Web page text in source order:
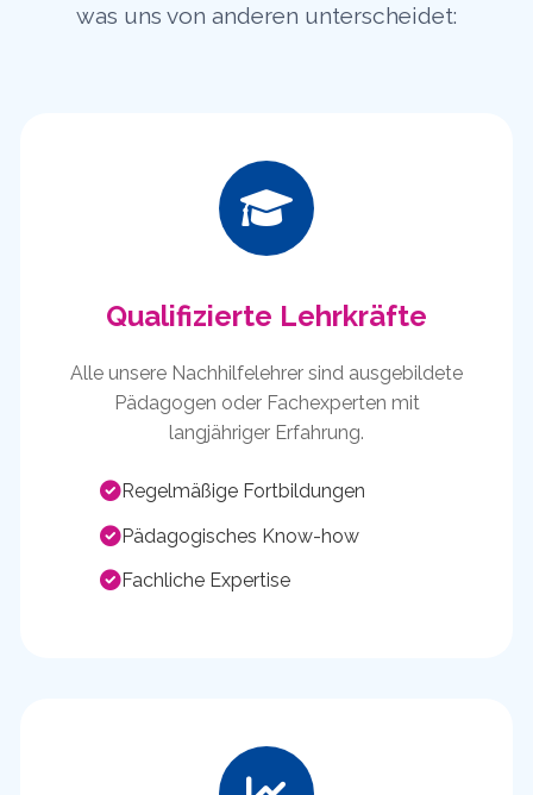
was uns von anderen unterscheidet:
Qualifizierte Lehrkräfte
Alle unsere Nachhilfelehrer sind ausgebildete
Pädagogen oder Fachexperten mit
langjähriger Erfahrung.
Regelmäßige Fortbildungen
Pädagogisches Know-how
Fachliche Expertise